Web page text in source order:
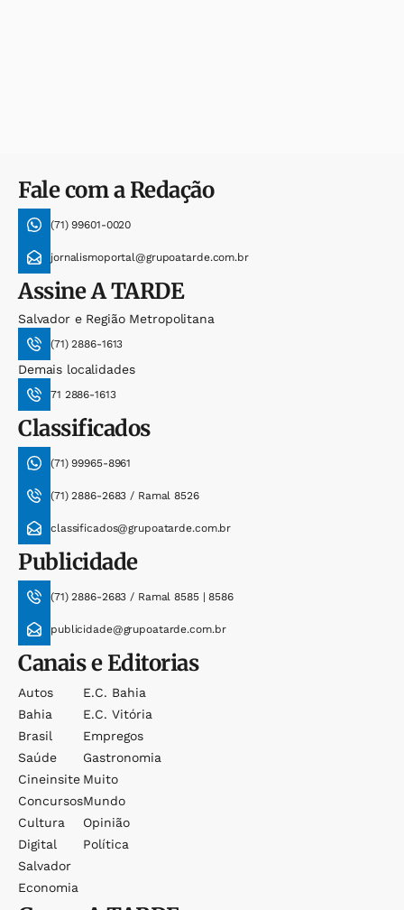
Fale com a Redação
(71) 99601-0020
jornalismoportal@grupoatarde.com.br
AssineA TARDE
Salvador e Região Metropolitana
(71) 2886-1613
Demais localidades
71 2886-1613
Classificados
(71) 99965-8961
(71) 2886-2683 / Ramal 8526
classificados@grupoatarde.com.br
Publicidade
(71) 2886-2683 / Ramal 8585 | 8586
publicidade@grupoatarde.com.br
Canais e Editorias
Autos
Bahia
Brasil
Saúde
Cineinsite
Concursos
Cultura
Digital
Salvador
Economia
E.c. Bahia
E.c. Vitória
Empregos
Gastronomia
Muito
Mundo
Opinião
Política